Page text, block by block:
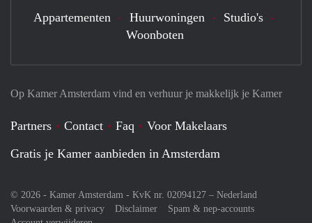
Op Kamer Amsterdam vind en verhuur je makkelijk je Kamer
Partners Contact Faq
Voor Makelaars
Gratis je Kamer aanbieden in Amsterdam
© 2026 - Kamer Amsterdam - KvK nr. 02094127 – Nederland
Voorwaarden & privacy
Disclaimer
Spam & nep-accounts
Appartementen Huurwoningen
Studio's
Woonboten